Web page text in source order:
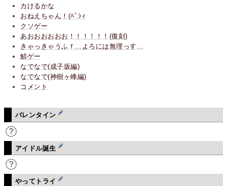
カけるかな
おねえちゃん！(ﾊﾞｼｨ
クソゲー
あおおおおおお！！！！！！(復刻)
きゃっきゃうふｆ…よろには無理っす…
鯖ゲー
なでなで(成子坂編)
なでなで(神樹ヶ峰編)
コメント
バレンタイン
アイドル誕生
やってトライ